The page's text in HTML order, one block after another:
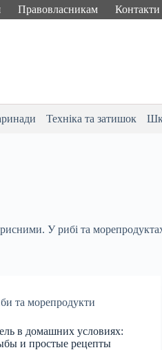
Правовласникам Контакти
Техніка та затишок
У рибі та
та морепродукти
в домашних условиях:
и простые рецепты